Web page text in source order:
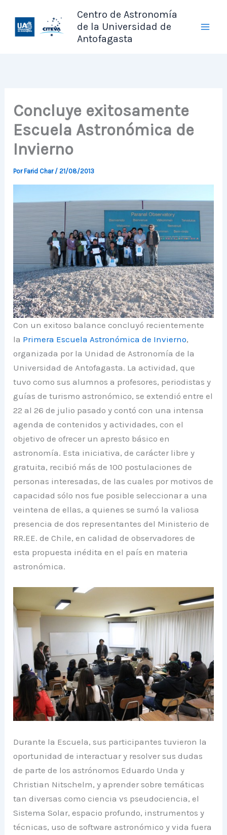
contenido
Centro de Astronomía
de la Universidad de
Antofagasta
Concluye exitosamente
Escuela Astronómica de
Invierno
PorFarid Char /21/08/2013
Con un exitoso balance concluyó recientemente
la Primera Escuela Astronómica de Invierno,
organizada por la Unidad de Astronomía de la
Universidad de Antofagasta. La actividad, que
tuvo como sus alumnos a profesores, periodistas y
guías de turismo astronómico, se extendió entre el
22 al 26 de julio pasado y contó con una intensa
agenda de contenidos y actividades, con el
objetivo de ofrecer un apresto básico en
astronomía. Esta iniciativa, de carácter libre y
gratuita, recibió más de 100 postulaciones de
personas interesadas, de las cuales por motivos de
capacidad sólo nos fue posible seleccionar a una
veintena de ellas, a quienes se sumó la valiosa
presencia de dos representantes del Ministerio de
RR.EE. de Chile, en calidad de observadores de
esta propuesta inédita en el país en materia
astronómica.
Durante la Escuela, sus participantes tuvieron la
oportunidad de interactuar y resolver sus dudas
de parte de los astrónomos Eduardo Unda y
Christian Nitschelm, y aprender sobre temáticas
tan diversas como ciencia vs pseudociencia, el
Sistema Solar, espacio profundo, instrumentos y
técnicas, uso de software astronómico y vida fuera